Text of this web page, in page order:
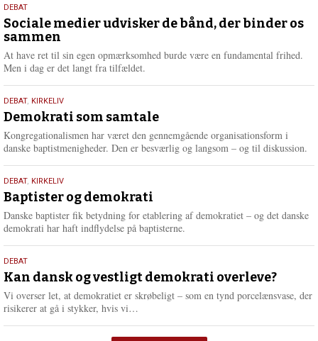
18.
maj
2026
DEBAT
Sociale medier udvisker de bånd, der binder os
sammen
At have ret til sin egen opmærksomhed burde være en fundamental frihed.
Men i dag er det langt fra tilfældet.
18.
maj
2026
DEBAT, KIRKELIV
Demokrati som samtale
Kongregationalismen har været den gennemgående organisationsform i
danske baptistmenigheder. Den er besværlig og langsom – og til diskussion.
18.
maj
2026
DEBAT, KIRKELIV
Baptister og demokrati
Danske baptister fik betydning for etablering af demokratiet – og det danske
demokrati har haft indflydelse på baptisterne.
18.
maj
2026
DEBAT
Kan dansk og vestligt demokrati overleve?
Vi overser let, at demokratiet er skrøbeligt – som en tynd porcelænsvase, der
risikerer at gå i stykker, hvis vi…